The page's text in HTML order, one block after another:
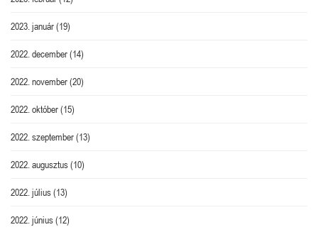
2023. január(19)
2022. december(14)
2022. november(20)
2022. október(15)
2022. szeptember(13)
2022. augusztus(10)
2022. július(13)
2022. június(12)